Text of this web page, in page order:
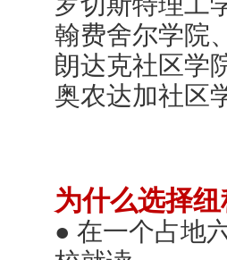
翰费舍尔学院
朗达克社区学
奥农达加社区
为什么选择纽
● 在一个占地